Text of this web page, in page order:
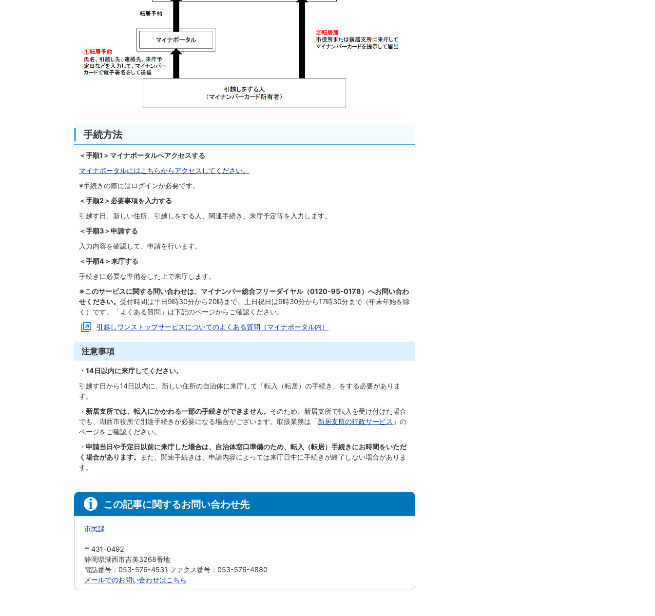
手続方法
＜手順1＞ マイナポータルへアクセスする
マイナポータルにはこちらからアクセスしてください。
※手続きの際にはログインが必要です。
＜手順2＞必要事項を入力する
引越す日、新しい住所、引越しをする人、関連手続き、来庁予定等を入力します。
＜手順3＞申請する
入力内容を確認して、申請を行います。
＜手順4＞来庁する
手続きに必要な準備をした上で来庁します。
※このサービスに関する問い合わせは、マイナンバー総合フリーダイヤル（0120-95-0178）へお問い合わ
せください。 受付時間は平日9時30分から20時まで、土日祝日は9時30分から17時30分まで（年末年始を除
く）です。「よくある質問」は下記のページからご確認ください。
引越しワンストップサービスについてのよくある質問（マイナポータル内）
注意事項
・14日以内に来庁してください。
引越す日から14日以内に、新しい住所の自治体に来庁して「転入（転居）の手続き」をする必要がありま
す。
・ 新居支所では、転入にかかわる一部の手続きができません。 そのため、新居支所で転入を受け付けた場合
でも、湖西市役所で別途手続きが必要になる場合がございます。取扱業務は「新居支所の行政サービス 」の
ページをご確認ください。
・ 申請当日や予定日以前に来庁した場合は、自治体窓口準備のため、転入（転居）手続きにお時間をいただ
く場合があります。
また、関連手続きは、申請内容によっては来庁日中に手続きが終了しない場合がありま
す。
この記事に関するお問い合わせ先
市民課
〒431-0492
静岡県湖西市吉美3268番地
電話番号：053-576-4531 ファクス番号：053-576-4880
メールでのお問い合わせはこちら